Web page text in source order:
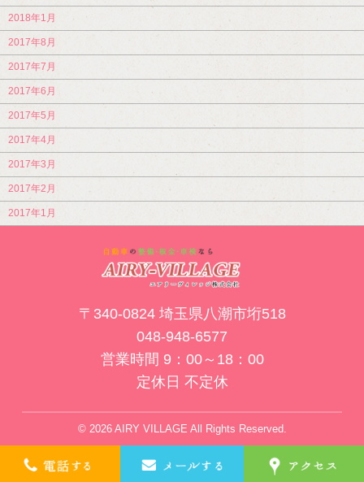
2018年1月
2017年8月
2017年7月
2017年6月
2017年5月
2017年4月
2017年3月
2017年2月
2017年1月
〒340-0824 埼玉県八潮市垳518
048-948-6577
営業時間 9：00～18：00
定休日 不定休
© 2026 AIRY VILLAGE All Rights Reserved.